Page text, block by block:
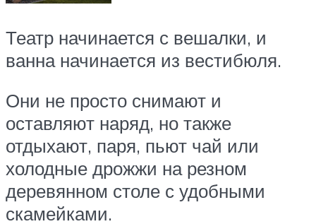
Театр начинается с вешалки, и
ванна начинается из вестибюля.
Они не просто снимают и
оставляют наряд, но также
отдыхают, паря, пьют чай или
холодные дрожжи на резном
деревянном столе с удобными
скамейками.